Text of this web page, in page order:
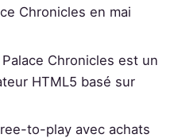
Chronicles en mai
Chronicles est un
HTML5 basé sur
to-play avec achats